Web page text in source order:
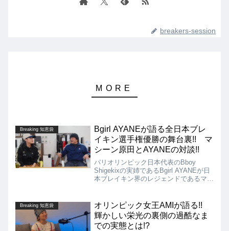
breakers-session
Breaking 知恵袋
Bgirl AYANEが語る全日本ブレ
イキン選手権優勝の舞台裏!! マ
シーン原田とAYANEの対談!!
パリオリンピック日本代表のBboy
Shigekixの実姉であるBgirl AYANEが日
本ブレイキン界のレジェンドであるマシ
勝をしたその裏側について語っている動
画を紹介します!!
Breaking 知恵袋
オリンピック女王AMIが語る!!
輝かしい栄光の裏側の過酷なま
での実態とは!?